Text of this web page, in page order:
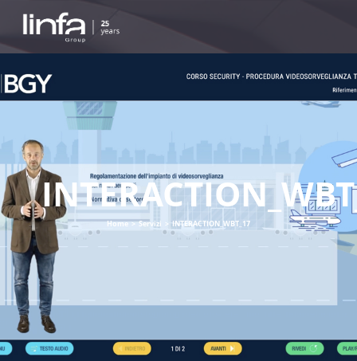
Home > Servizi > INTERACTION_WBT_17